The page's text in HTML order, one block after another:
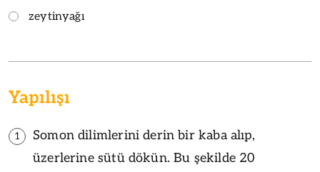
zeytinyağı
Yapılışı
1
Somon dilimlerini derin bir kaba alıp,
üzerlerine sütü dökün. Bu şekilde 20